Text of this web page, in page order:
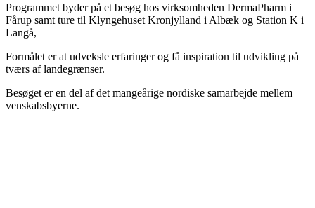
Programmet byder på et besøg hos virksomheden DermaPharm i
Fårup samt ture til Klyngehuset Kronjylland i Albæk og Station K i
Langå,
Formålet er at udveksle erfaringer og få inspiration til udvikling på
tværs af landegrænser.
Besøget er en del af det mangeårige nordiske samarbejde mellem
venskabsbyerne.